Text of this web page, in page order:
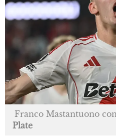
Franco Mastantuono
Plate